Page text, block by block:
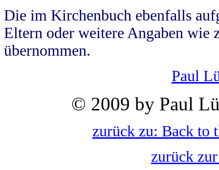
Die im Kirchenbuch ebenfalls
Eltern oder weitere Angaben wie
übernommen.
Paul
© 2009 by Paul
zurück zu: Back to
zurück